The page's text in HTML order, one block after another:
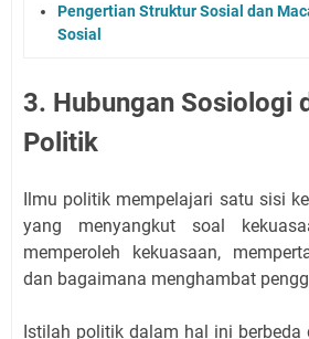
Pengertian Struktur Sosial dan
Sosial
3. Hubungan Sosiologi
Politik
Ilmu politik mempelajari satu sisi
yang menyangkut soal
memperoleh kekuasaan,
dan bagaimana menghambat
Istilah politik dalam hal ini